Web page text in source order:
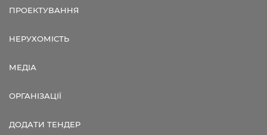
ПРОЕКТУВАННЯ
НЕРУХОМІСТЬ
МЕДІА
ОРГАНІЗАЦІЇ
ДОДАТИ ТЕНДЕР